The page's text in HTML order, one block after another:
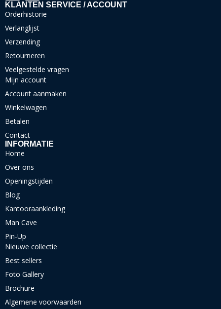
KLANTEN SERVICE / ACCOUNT
Orderhistorie
Verlanglijst
Verzending
Retourneren
Veelgestelde vragen
Mijn account
Account aanmaken
Winkelwagen
Betalen
Contact
INFORMATIE
Home
Over ons
Openingstijden
Blog
Kantooraankleding
Man Cave
Pin-Up
Nieuwe collectie
Best sellers
Foto Gallery
Brochure
Algemene voorwaarden